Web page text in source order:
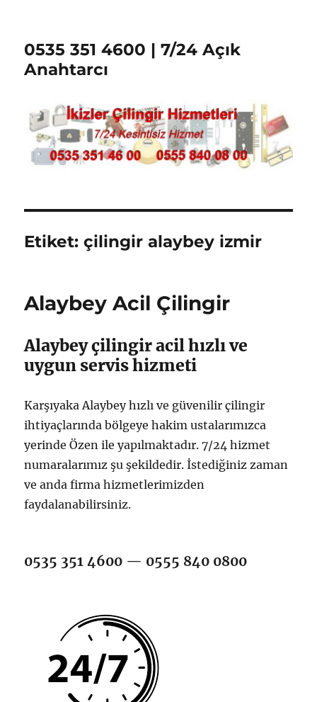
0535 351 4600 | 7/24 Açık
Anahtarcı
Etiket:çilingir alaybey izmir
Alaybey Acil Çilingir
Alaybey çilingir acil hızlı ve
uygun servis hizmeti
Karşıyaka Alaybey hızlı ve güvenilir çilingir
ihtiyaçlarında bölgeye hakim ustalarımızca
yerinde Özen ile yapılmaktadır. 7/24 hizmet
numaralarımız şu şekildedir. İstediğiniz zaman
ve anda firma hizmetlerimizden
faydalanabilirsiniz.
0535 351 4600 — 0555 840 0800